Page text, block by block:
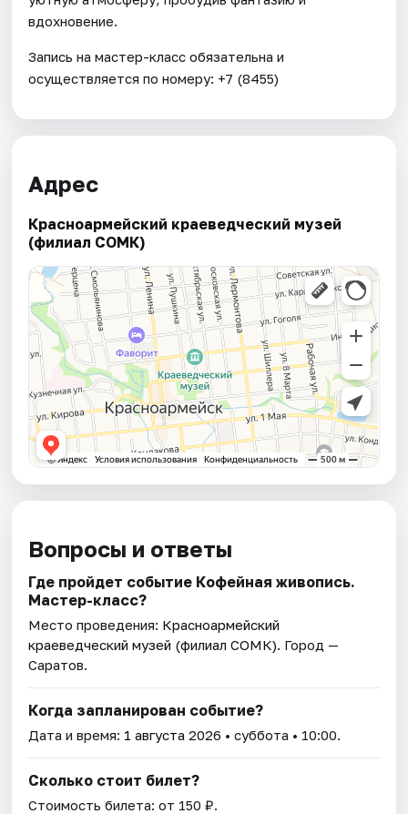
вдохновение.
Запись на мастер-класс обязательна и
осуществляется по номеру: +7 (8455)
Адрес
Красноармейский краеведческий музей
(филиал СОМК)
Вопросы и ответы
Где пройдет событие Кофейная живопись.
Мастер-класс?
Место проведения: Красноармейский
краеведческий музей (филиал СОМК). Город —
Саратов.
Когда запланирован событие?
Дата и время: 1 августа 2026 • суббота • 10:00.
Сколько стоит билет?
Стоимость билета: от 150 ₽.